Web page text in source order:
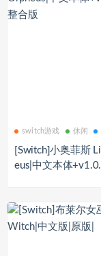
switch游戏 休闲
[Switch]小奥菲斯
eus|中文本体